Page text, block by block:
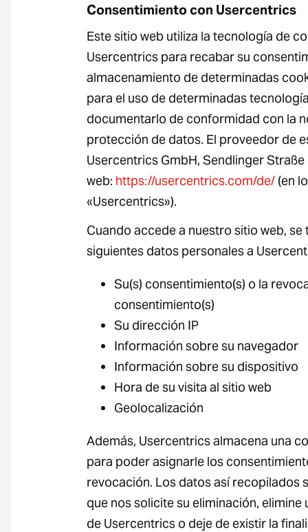
Consentimiento con Usercentrics
Este sitio web utiliza la tecnología de
Usercentrics para recabar su
almacenamiento de determinadas
para el uso de determinadas
documentarlo de conformidad con la
protección de datos. El proveedor de
Usercentrics GmbH, Sendlinger
web: https://usercentrics.com/de/ (en
«Usercentrics»).
Cuando accede a nuestro sitio web, se
siguientes datos personales a
Su(s) consentimiento(s) o la
consentimiento(s)
Su dirección IP
Información sobre su navegador
Información sobre su dispositivo
Hora de su visita al sitio web
Geolocalización
Además, Usercentrics almacena una
para poder asignarle los
revocación. Los datos así recopilados
que nos solicite su eliminación,
de Usercentrics o deje de existir la